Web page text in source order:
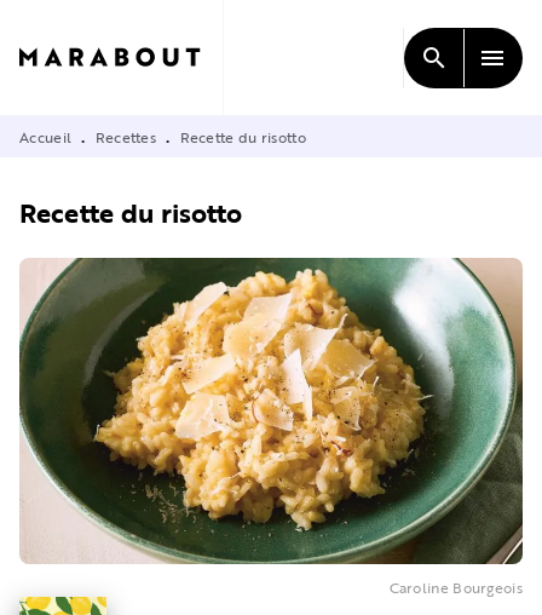
CONTENU
search menu
Accueil • Recettes • Recette du risotto
Recette du risotto
Caroline Bourgeois